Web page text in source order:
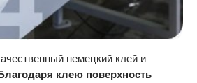
немецкий клей и
клею поверхность